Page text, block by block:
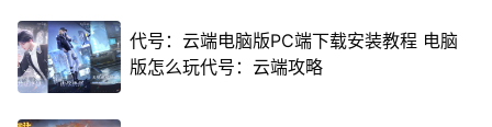
代号：云端电脑版PC端下载安装教程 电脑
版怎么玩代号：云端攻略